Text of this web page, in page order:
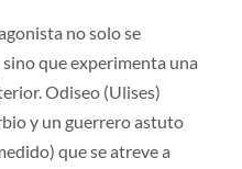
no solo se
que experimenta una
Odiseo (Ulises)
y un guerrero astuto
que se atreve a